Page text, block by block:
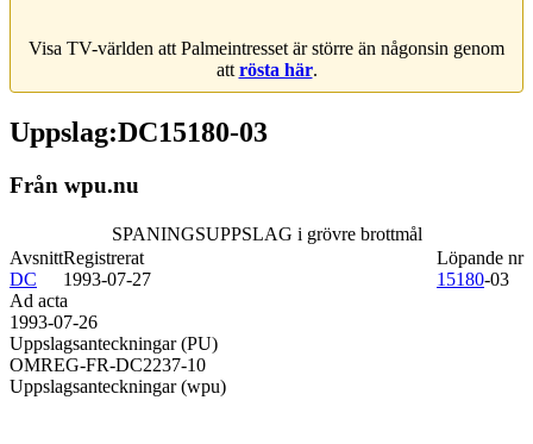
Visa TV-världen att Palmeintresset är större än någonsin genom
att rösta här.
Uppslag:DC15180-03
Från wpu.nu
SPANINGSUPPSLAG i grövre brottmål
Avsnitt
DC
Löpande nr
15180-03
Registrerat
1993-07-27
Ad acta
1993-07-26
Uppslagsanteckningar (PU)
OMREG-FR-DC2237-10
Uppslagsanteckningar (wpu)